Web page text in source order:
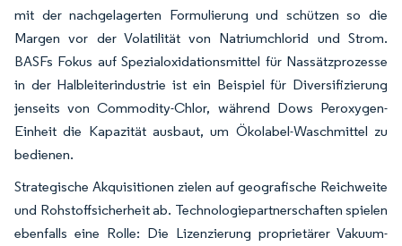
mit der nachgelagerten Formulierung und schützen so die
Margen vor der Volatilität von Natriumchlorid und Strom.
BASFs Fokus auf Spezialoxidationsmittel für Nassätzprozesse
in der Halbleiterindustrie ist ein Beispiel für Diversifizierung
jenseits von Commodity-Chlor, während Dows Peroxygen-
Einheit die Kapazität ausbaut, um Ökolabel-Waschmittel zu
bedienen.
Strategische Akquisitionen zielen auf geografische Reichweite
und Rohstoffsicherheit ab. Technologiepartnerschaften spielen
ebenfalls eine Rolle: Die Lizenzierung proprietärer Vakuum-